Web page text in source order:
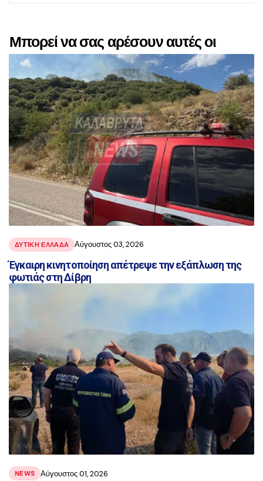
Μπορεί να σας αρέσουν αυτές οι
αναρτήσεις
ΔΥΤΙΚΗ ΕΛΛΑΔΑ Αύγουστος 03, 2026
Έγκαιρη κινητοποίηση απέτρεψε την εξάπλωση της
φωτιάς στη Δίβρη
NEWS Αύγουστος 01, 2026